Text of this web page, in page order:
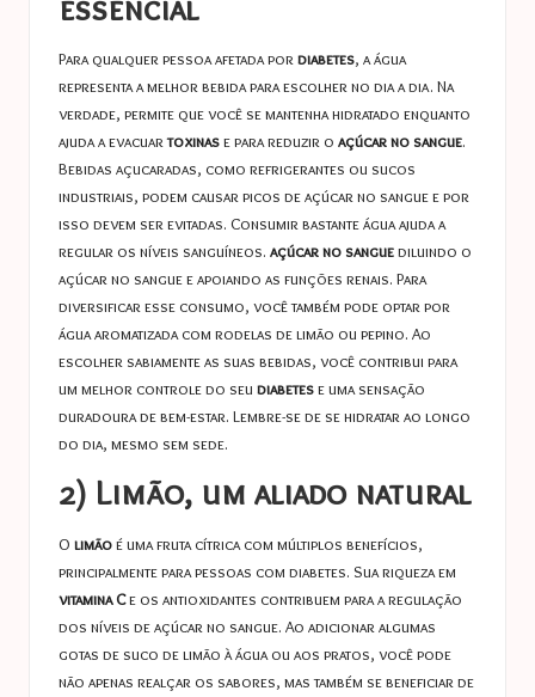
Para qualquer pessoa afetada pordiabetes, a água
representa a melhor bebida para escolher no dia a dia. Na
verdade, permite que você se mantenha hidratado enquanto
ajuda a evacuartoxinase para reduzir o açúcar no sangue.
Bebidas açucaradas, como refrigerantes ou sucos
industriais, podem causar picos de açúcar no sangue e por
isso devem ser evitadas. Consumir bastante água ajuda a
regular os níveis sanguíneos. açúcar no sanguediluindo o
açúcar no sangue e apoiando as funções renais. Para
diversificar esse consumo, você também pode optar por
água aromatizada com rodelas de limão ou pepino. Ao
escolher sabiamente as suas bebidas, você contribui para
um melhor controle do seu diabetese uma sensação
duradoura de bem-estar. Lembre-se de se hidratar ao longo
do dia, mesmo sem sede.
2) Limão, um aliado natural
O limãoé uma fruta cítrica com múltiplos benefícios,
principalmente para pessoas com diabetes. Sua riqueza em
vitamina Ce os antioxidantes contribuem para a regulação
dos níveis de açúcar no sangue. Ao adicionar algumas
gotas de suco de limão à água ou aos pratos, você pode
não apenas realçar os sabores, mas também se beneficiar de